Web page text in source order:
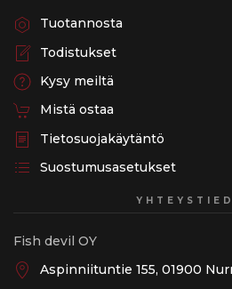
Tuotannosta
Todistukset
Kysy meiltä
Mistä ostaa
Tietosuojakäytäntö
Suostumusasetukset
Fish devil OY
Aspinniituntie 155, 01900